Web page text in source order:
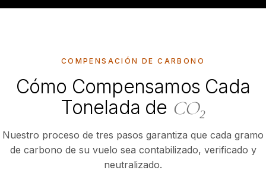
COMPENSACIÓN DE CARBONO
Cómo Compensamos Cada
Tonelada de CO₂
Nuestro proceso de tres pasos garantiza que cada gramo
de carbono de su vuelo sea contabilizado, verificado y
neutralizado.